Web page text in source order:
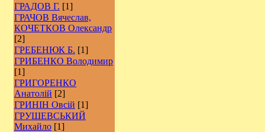
ГРАДОВ Г. [1]
ГРАЧОВ Вячеслав,
КОЧЕТКОВ Олександр
[2]
ГРЕБЕНЮК Б. [1]
ГРИБЕНКО Володимир
[1]
ГРИГОРЕНКО
Анатолій [2]
ГРИНІН Овсій [1]
ГРУШЕВСЬКИЙ
Михайло [1]